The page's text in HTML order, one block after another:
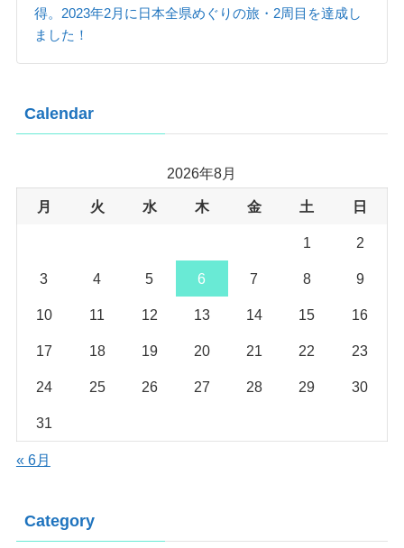
得。2023年2月に日本全県めぐりの旅・2周目を達成し
ました！
Calendar
2026年8月
月 火 水 木 金 土 日
1 2
3 4 5 6 7 8 9
10 11 12 13 14 15 16
17 18 19 20 21 22 23
24 25 26 27 28 29 30
31
« 6月
Category